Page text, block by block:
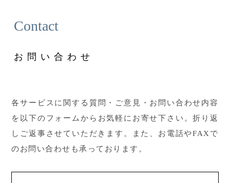
Contact
お問い合わせ
各サービスに関する質問・ご意見・お問い合わせ内容
を以下のフォームから お気軽にお寄せ下さい。折り返
しご返事させていただきます。
また、お電話やFAXで
のお問い合わせも承っております。